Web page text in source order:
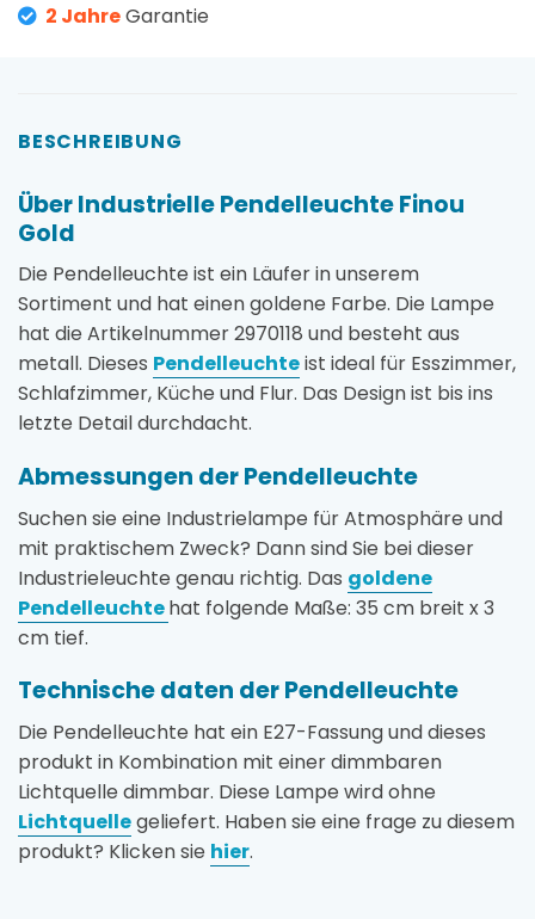
2 JahreGarantie
BESCHREIBUNG
Über Industrielle Pendelleuchte Finou
Gold
Die Pendelleuchte ist ein Läufer in unserem
Sortiment und hat einen goldene Farbe. Die Lampe
hat die Artikelnummer 2970118 und besteht aus
metall. Dieses Pendelleuchteist ideal für Esszimmer,
Schlafzimmer, Küche und Flur. Das Design ist bis ins
letzte Detail durchdacht.
Abmessungen der Pendelleuchte
Suchen sie eine Industrielampe für Atmosphäre und
mit praktischem Zweck? Dann sind Sie bei dieser
Industrieleuchte genau richtig. Das goldene
Pendelleuchtehat folgende Maße: 35 cm breit x 3
cm tief.
Technische daten der Pendelleuchte
Die Pendelleuchte hat ein E27-Fassung und dieses
produkt in Kombination mit einer dimmbaren
Lichtquelle dimmbar. Diese Lampe wird ohne
Lichtquellegeliefert. Haben sie eine frage zu diesem
produkt? Klicken sie hier.